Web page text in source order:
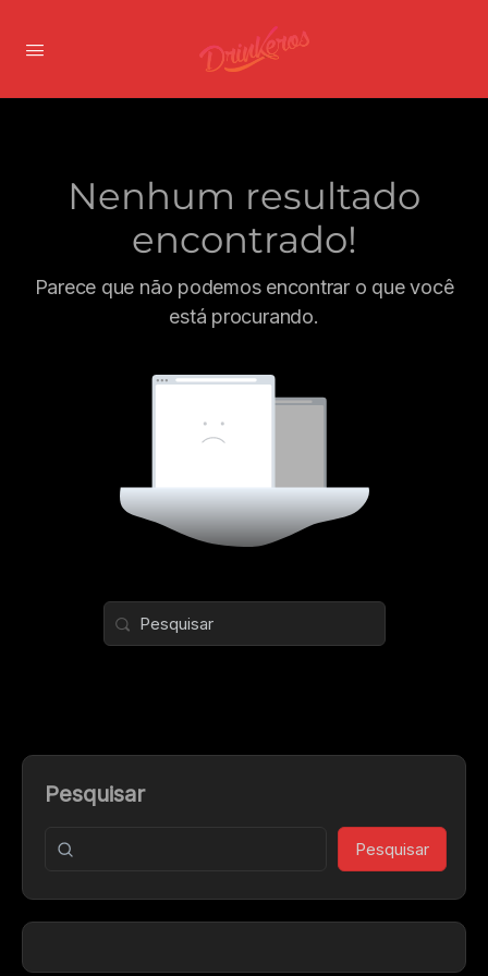
Nenhum resultado
encontrado!
Parece que não podemos encontrar o que você
está procurando.
Pesquisar
Pesquisar